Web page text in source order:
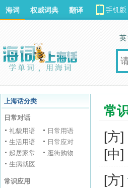
海词 权威词典 翻译
上海话分类
日常对话
礼貌用语
日常用语
生活用语
日常应对
起居家常
逛街购物
生病就医
常识应用
常
[方]
[中]
[方]